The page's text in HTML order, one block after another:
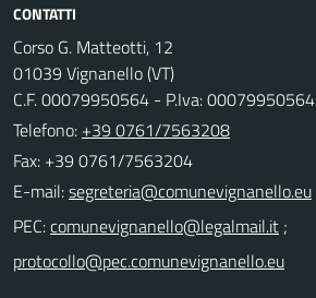
CONTATTI
Corso G. Matteotti, 12
01039 Vignanello (VT)
C.F. 00079950564 - P.Iva: 00079950564
Telefono: +39 0761/7563208
Fax: +39 0761/7563204
E-mail:
PEC:
;